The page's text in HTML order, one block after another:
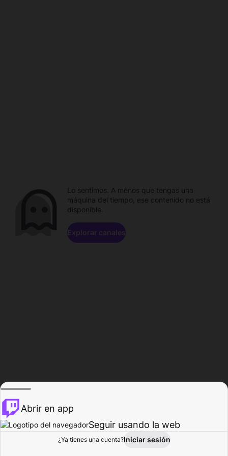
Explorar Actividad
Lo sentimos. A menos que tengas una
máquina del tiempo, ese contenido no está
disponible.
Explorar canales
Abrir en app
Seguir usando la web
¿Ya tienes una cuenta?Iniciar sesión